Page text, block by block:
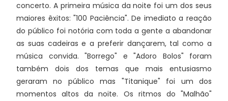
concerto. A primeira música da noite foi um dos seus
maiores êxitos: "100 Paciência". De imediato a reação
do público foi notória com toda a gente a abandonar
as suas cadeiras e a preferir dançarem, tal como a
música convida. "Borrego" e "Adoro Bolos" foram
também dois dos temas que mais entusiasmo
geraram no público mas "Titanique" foi um dos
momentos altos da noite. Os ritmos do "Malhão"